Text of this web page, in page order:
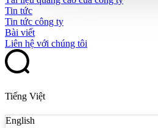
Tin tức
Tin tức công ty
Bài viết
Liên hệ với chúng tôi
Tiếng Việt
English